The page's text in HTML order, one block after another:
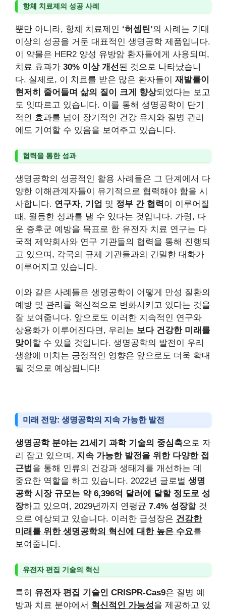
항체 치료제의 성공 사례
뿐만 아니라, 항체 치료제인 ‘허셉틴’의 사례는 기대
이상의 성공을 거둔 대표적인 생명공학 제품입니다.
이 약물은 HER2 양성 유방암 환자들에게 사용되며,
치료 효과가 30% 이상 개선된 것으로 나타났습니
다. 실제로, 이 치료를 받은 많은 환자들이 재발률이
현저히 줄어들며 삶의 질이 크게 향상되었다는 보고
도 잇따르고 있습니다. 이를 통해 생명공학이 단기
적인 효과를 넘어 장기적인 건강 유지와 질병 관리
에도 기여할 수 있음을 보여주고 있습니다.
협력을 통한 성과
생명공학의 성공적인 활용 사례들은 그 단계에서 다
양한 이해관계자들이 유기적으로 협력해야 함을 시
사합니다. 연구자, 기업 및 정부 간 협력이 이루어질
때, 월등한 성과를 낼 수 있다는 것입니다. 가령, 다
운 증후군 예방을 목표로 한 유전자 치료 연구는 다
국적 제약회사와 연구 기관들의 협력을 통해 진행되
고 있으며, 각국의 규제 기관들과의 긴밀한 대화가
이루어지고 있습니다.
이와 같은 사례들은 생명공학이 어떻게 만성 질환의
예방 및 관리를 혁신적으로 변화시키고 있다는 것을
잘 보여줍니다. 앞으로도 이러한 지속적인 연구와
상용화가 이루어진다면, 우리는 보다 건강한 미래를
맞이 할 수 있을 것입니다. 생명공학의 발전이 우리
생활에 미치는 긍정적인 영향은 앞으로도 더욱 확대
될 것으로 예상됩니다!
미래 전망: 생명공학의 지속 가능한 발전
생명공학 분야는 21세기 과학 기술의 중심축으로 자
리 잡고 있으며, 지속 가능한 발전을 위한 다양한 접
근법 을 통해 인류의 건강과 생태계를 개선하는 데
중요한 역할을 하고 있습니다. 2022년 글로벌 생명
공학 시장 규모는 약 6,396억 달러에 달할 정도로 성
장하고 있으며, 2029년까지 연평균 7.4% 성장할 것
으로 예상되고 있습니다. 이러한 급성장은 건강한
미래를 위한 생명공학의 혁신에 대한 높은 수요를
보여줍니다.
유전자 편집 기술의 혁신
특히 유전자 편집 기술인 CRISPR-Cas9은 질병 예
방과 치료 분야에서 혁신적인 가능성을 제공하고 있